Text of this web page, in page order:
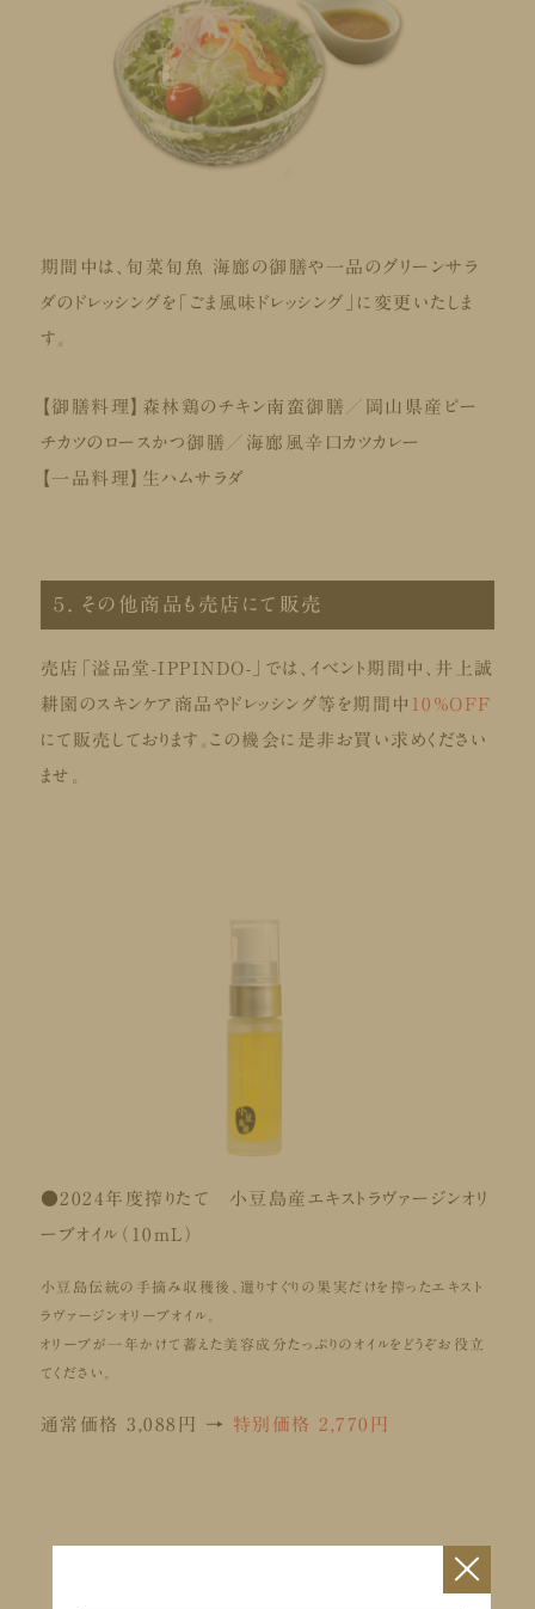
期間中は、旬菜旬魚 海廊の御膳や一品のグリーンサラ
ダのドレッシングを「ごま風味ドレッシング」に変更いたしま
す。
【 御膳料理】森林鶏のチキン南蛮御膳／岡山県産ピー
チカツのロースかつ御膳／海廊風辛口カツカレー
【一品料理】生ハムサラダ
５. その他商品も売店にて販売
売店「溢品堂-IPPINDO-」では、イベント期間中、井上誠
耕園のスキンケア商品やドレッシング等を期間中 10％OFF
にて販売しております。この機会に是非お買い求めください
ませ。
●2024年度搾りたて 小豆島産エキストラヴァージンオリ
ーブオイル（10mL）
小豆島伝統の手摘み収穫後、選りすぐりの果実だけを搾ったエキスト
ラヴァージンオリーブオイル。
オリーブが一年かけて蓄えた美容成分たっぷりのオイルをどうぞお役立
てください。
通常価格 3,088円 → 特別価格 2,770円
×